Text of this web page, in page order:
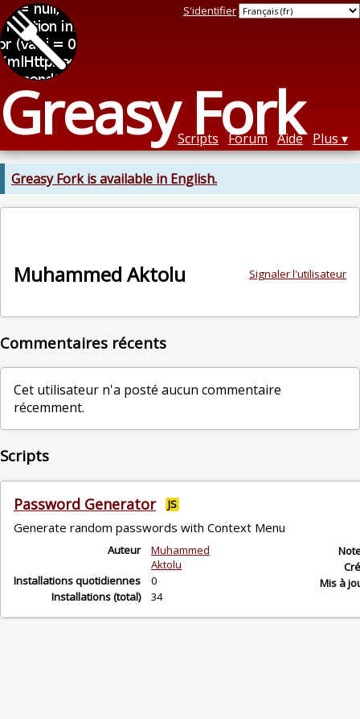
Greasy Fork
S'identifier
Scripts Forum Aide Plus
Greasy Fork is available in English.
Signaler l'utilisateur
Muhammed Aktolu
Commentaires récents
Cet utilisateur n'a posté aucun commentaire
récemment.
Scripts
Password Generator JS
Generate random passwords with Context Menu
Auteur
Muhammed
Aktolu
Installations quotidiennes
0
Installations (total)
34
Mis à